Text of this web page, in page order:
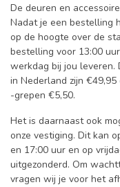
De deuren en
Nadat je een bestelling
op de hoogte over de
bestelling voor 13:00
werkdag bij jou leveren.
in Nederland zijn
-grepen €5,50.
Het is daarnaast ook
onze vestiging. Dit kan
en 17:00 uur en op
uitgezonderd. Om
vragen wij je voor het